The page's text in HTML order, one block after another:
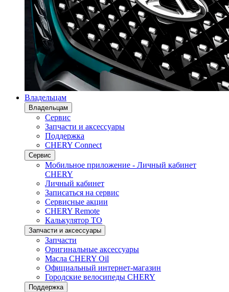
Владельцам
Владельцам
Сервис
Запчасти и аксессуары
Поддержка
CHERY Connect
Сервис
Мобильное приложение - Личный кабинет
CHERY
Личный кабинет
Записаться на сервис
Сервисные акции
CHERY Remote
Калькулятор ТО
Запчасти и аксессуары
Запчасти
Оригинальные аксессуары
Масла CHERY Oil
Официальный интернет-магазин
Городские велосипеды CHERY
Поддержка